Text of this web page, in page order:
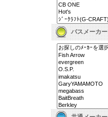
バスメーカー